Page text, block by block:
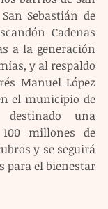
Sebastián de
Cadenas
a la generación
y al respaldo
Manuel López
el municipio de
una
millones de
y se seguirá
para el bienestar